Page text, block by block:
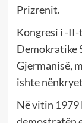
Prizrenit.
Kongresi i -
Demokratike
Gjermanisë,
ishte
Në vitin 1979